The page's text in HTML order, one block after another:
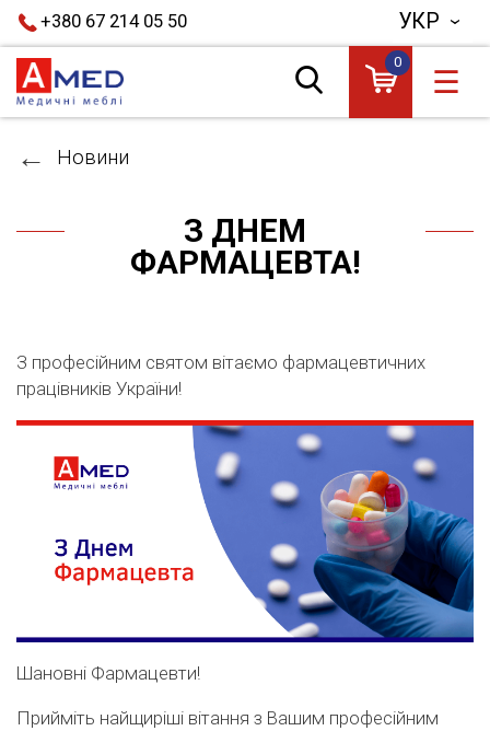
+380 67 214 05 50 УКР
0
☰
Новини
З ДНЕМ
ФАРМАЦЕВТА!
З професійним святом вітаємо фармацевтичних
працівників України!
Шановні Фармацевти!
Прийміть найщиріші вітання з Вашим професійним